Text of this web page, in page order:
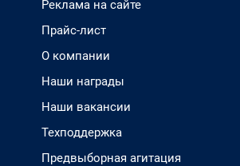
Реклама на сайте
Прайс-лист
О компании
Наши награды
Наши вакансии
Техподдержка
Предвыборная агитация